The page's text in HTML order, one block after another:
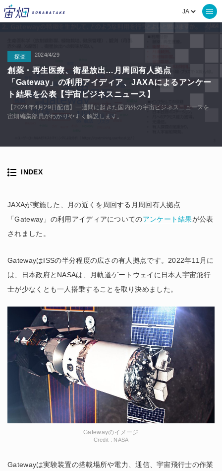
探査 2024/4/29
創薬・再生医療、衛星放出…月周回有人拠点
「Gateway」の利用アイディア、JAXAによるアンケー
ト結果を公表【宇宙ビジネスニュース】
【2024年4月29日配信】一週間に起きた国内外の宇宙ビジネスニュースを
宙畑編集部員がわかりやすく解説します。
JAXAが実施した、月の近くを周回する月周回有人拠点
「Gateway」の利用アイディアについてのアンケート結果が公表
されました。
GatewayはISSの半分程度の広さの有人拠点です。2022年11月に
は、日本政府とNASAは、月軌道ゲートウェイに日本人宇宙飛行
士が少なくとも一人搭乗することを取り決めました。
Gatewayのイメージ
Credit : NASA
Gatewayは実験装置の搭載場所や電力、通信、宇宙飛行士の作業
INDEX